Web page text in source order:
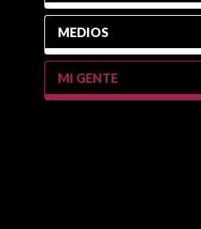
MEDIOS
MI GENTE